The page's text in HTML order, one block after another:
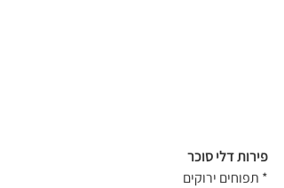
פירות דלי סוכר
* תפוחים ירוקים